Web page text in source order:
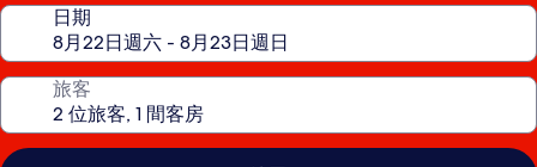
日期
旅客